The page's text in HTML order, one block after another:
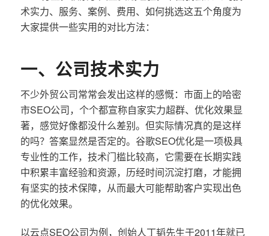
术实力、服务、案例、费用、如何挑选这五个角度为
大家提供一些实用的对比方法：
一、公司技术实力
不少外贸公司常常会发出这样的感慨：市面上的哈密
市SEO公司，个个都宣称自家实力超群、优化效果显
著，感觉好像都没什么差别。但实际情况真的是这样
的吗？答案显然是否定的。谷歌SEO优化是一项极具
专业性的工作，技术门槛比较高，它需要在长期实践
中积累丰富经验和资源，历经时间沉淀打磨，才能拥
有坚实的技术保障，从而最大可能帮助客户实现出色
的优化效果。
以云点SEO公司为例，创始人丁韬先生于2011年就已